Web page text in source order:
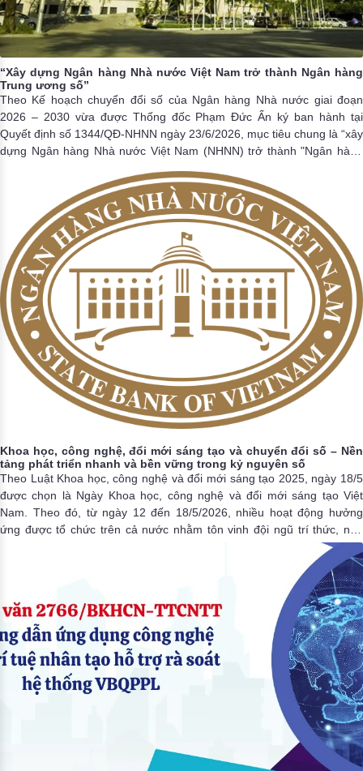
“Xây dựng Ngân hàng Nhà nước Việt Nam trở thành Ngân hàng
Trung ương số”
Theo Kế hoạch chuyển đổi số của Ngân hàng Nhà nước giai đoạn
2026 – 2030 vừa được Thống đốc Phạm Đức Ấn ký ban hành tại
Quyết định số 1344/QĐ-NHNN ngày 23/6/2026, mục tiêu chung là “xây
dựng Ngân hàng Nhà nước Việt Nam (NHNN) trở thành "Ngân hàng
trên dữ liệu và công nghệ số; thúc đẩy chuyển đổi số và thanh toán số
ngành ngân hàng, đóng góp tích cực vào phát triển kinh tế số và xã
hội số quốc gia; bảo đảm an ninh, an toàn hệ thống thông tin trong
môi trường số”.
Khoa học, công nghệ, đổi mới sáng tạo và chuyển đổi số – Nền
tảng phát triển nhanh và bền vững trong kỷ nguyên số
Theo Luật Khoa học, công nghệ và đổi mới sáng tạo 2025, ngày 18/5
được chọn là Ngày Khoa học, công nghệ và đổi mới sáng tạo Việt
Nam. Theo đó, từ ngày 12 đến 18/5/2026, nhiều hoạt động hưởng
ứng được tổ chức trên cả nước nhằm tôn vinh đội ngũ trí thức, nhà
khoa học, doanh nghiệp và lan tỏa các thành tựu nổi bật, khẳng định
vai trò của khoa học, công nghệ, đổi mới sáng tạo và chuyển đổi số
trong phát triển đất nước. Trong những năm qua, dưới sự chỉ đạo của
Đảng, Chính phủ và Ngân hàng Nhà nước Việt Nam (NHNN), ngành
Ngân hàng luôn là một trong những lĩnh vực đi đầu trong ứng dụng
khoa học công nghệ, đổi mới sáng tạo và chuyển đổi số quốc gia.